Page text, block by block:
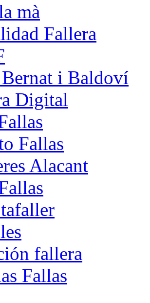
mà
Fallera
Bernat i Baldoví
Digital
Fallas
Alacant
fallera
Fallas